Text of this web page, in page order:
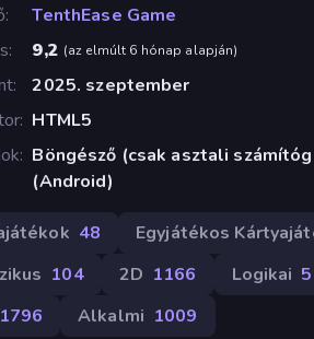
TenthEase Game
9,2 (az elmúlt 6 hónap alapján)
2025. szeptember
HTML5
Böngésző (csak asztali
(Android)
48
Egyjátékos
104 2D 1166 Logikai
1796 Alkalmi 1009